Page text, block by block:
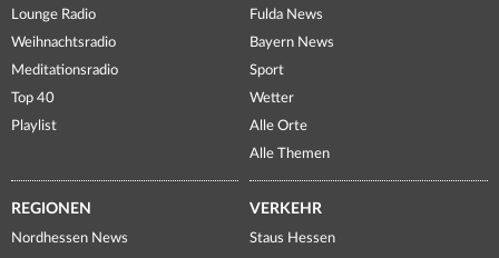
Lounge Radio
Weihnachtsradio
Meditationsradio
Top 40
Playlist
Fulda News
Bayern News
Sport
Wetter
Alle Orte
Alle Themen
REGIONEN
Nordhessen News
VERKEHR
Staus Hessen